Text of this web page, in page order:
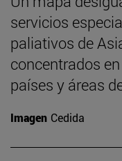
servicios
paliativos de
concentrados
países y áreas
Imagen Cedida